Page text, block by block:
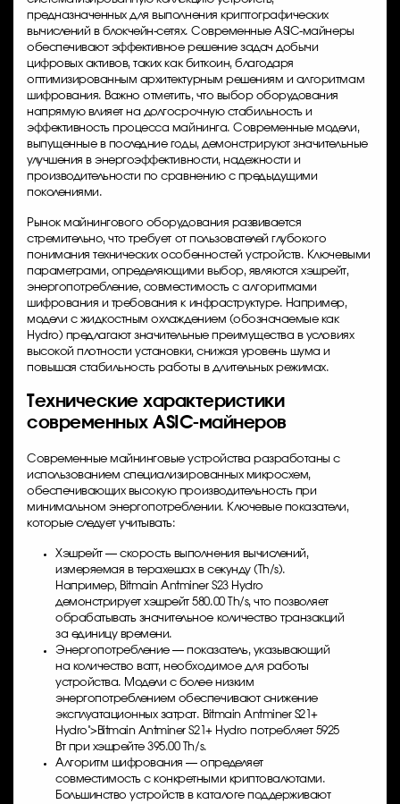
предназначенных для выполнения криптографических
вычислений в блокчейн-сетях. Современные ASIC-майнеры
обеспечивают эффективное решение задач добычи
цифровых активов, таких как биткоин, благодаря
оптимизированным архитектурным решениям и алгоритмам
шифрования. Важно отметить, что выбор оборудования
напрямую влияет на долгосрочную стабильность и
эффективность процесса майнинга. Современные модели,
выпущенные в последние годы, демонстрируют значительные
улучшения в энергоэффективности, надежности и
производительности по сравнению с предыдущими
поколениями.
Рынок майнингового оборудования развивается
стремительно, что требует от пользователей глубокого
понимания технических особенностей устройств. Ключевыми
параметрами, определяющими выбор, являются хэшрейт,
энергопотребление, совместимость с алгоритмами
шифрования и требования к инфраструктуре. Например,
модели с жидкостным охлаждением (обозначаемые как
Hydro) предлагают значительные преимущества в условиях
высокой плотности установки, снижая уровень шума и
повышая стабильность работы в длительных режимах.
Технические характеристики
современных ASIC-майнеров
Современные майнинговые устройства разработаны с
использованием специализированных микросхем,
обеспечивающих высокую производительность при
минимальном энергопотреблении. Ключевые показатели,
которые следует учитывать:
Хэшрейт — скорость выполнения вычислений,
измеряемая в терахешах в секунду (Th/s).
Например, Bitmain Antminer S23 Hydro
демонстрирует хэшрейт 580.00 Th/s, что позволяет
обрабатывать значительное количество транзакций
за единицу времени.
Энергопотребление — показатель, указывающий
на количество ватт, необходимое для работы
устройства. Модели с более низким
энергопотреблением обеспечивают снижение
эксплуатационных затрат. Bitmain Antminer S21+
Hydro">Bitmain Antminer S21+Hydro потребляет 5925
Вт при хэшрейте 395.00 Th/s.
Алгоритм шифрования — определяет
совместимость с конкретными криптовалютами.
Большинство устройств в каталоге поддерживают